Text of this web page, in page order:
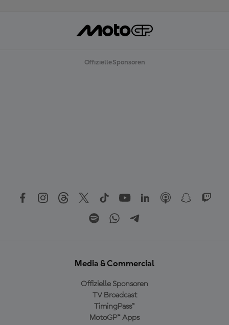
Offizielle Sponsoren
Media & Commercial
Offizielle Sponsoren
TV Broadcast
TimingPass™
MotoGP™ Apps